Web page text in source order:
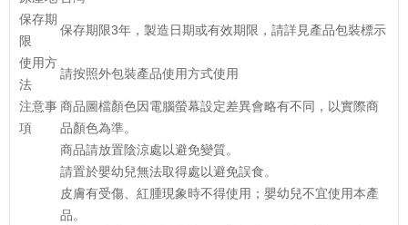
保存期
限
保存期限3年，製造日期或有效期限，請詳見產品包裝標示
使用方
法
請按照外包裝產品使用方式使用
注意事
項
商品圖檔顏色因電腦螢幕設定差異會略有不同，以實際商
品顏色為準。
商品請放置陰涼處以避免變質。
請置於嬰幼兒無法取得處以避免誤食。
皮膚有受傷、紅腫現象時不得使用；嬰幼兒不宜使用本產
品。